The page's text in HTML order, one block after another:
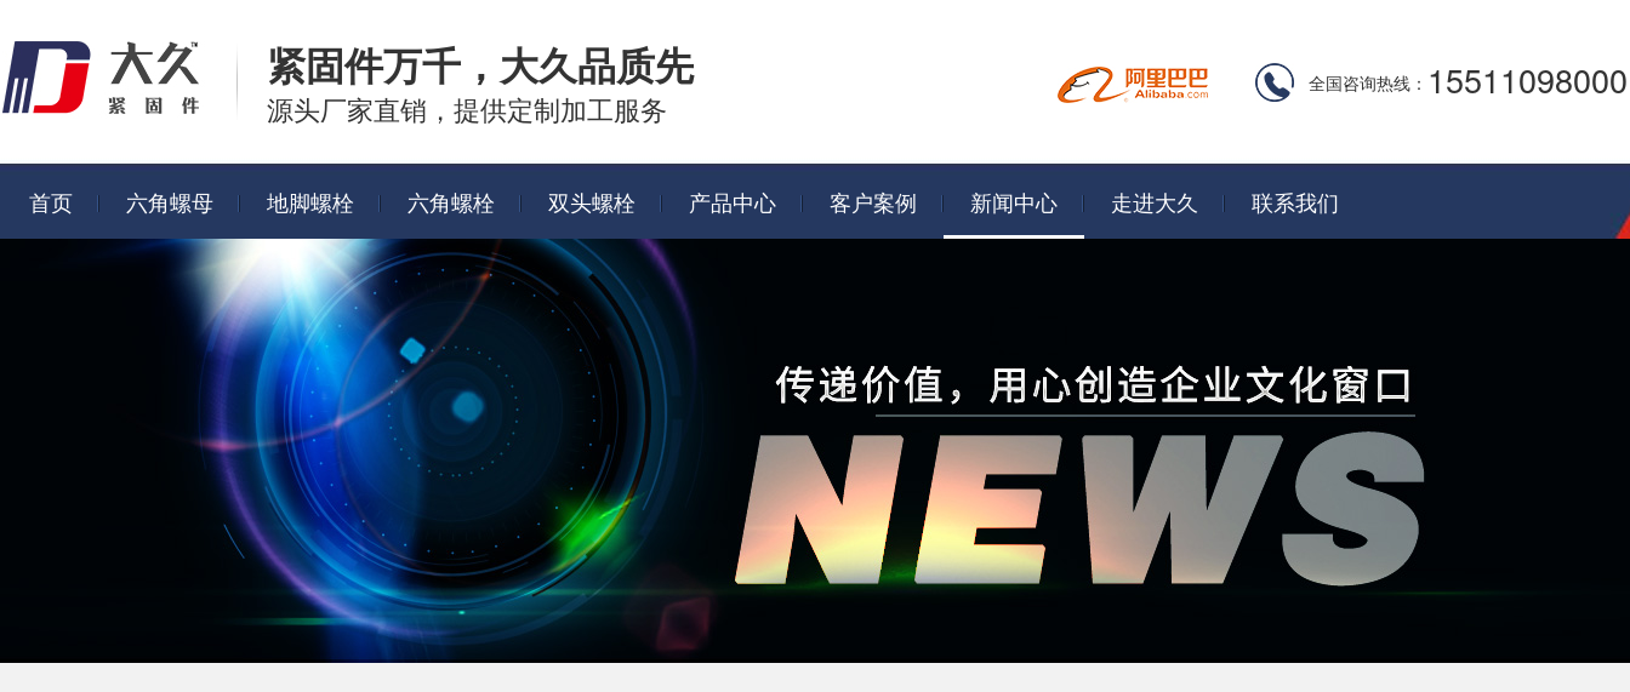
紧固件万千， 大久品质先
源头厂家直销，提供定制加工服务
全国咨询热线： 15511098000
首页 六角螺母 地脚螺栓 六角螺栓 双头螺栓 产品中心 客户案例 新闻中心 走进大久 联系我们